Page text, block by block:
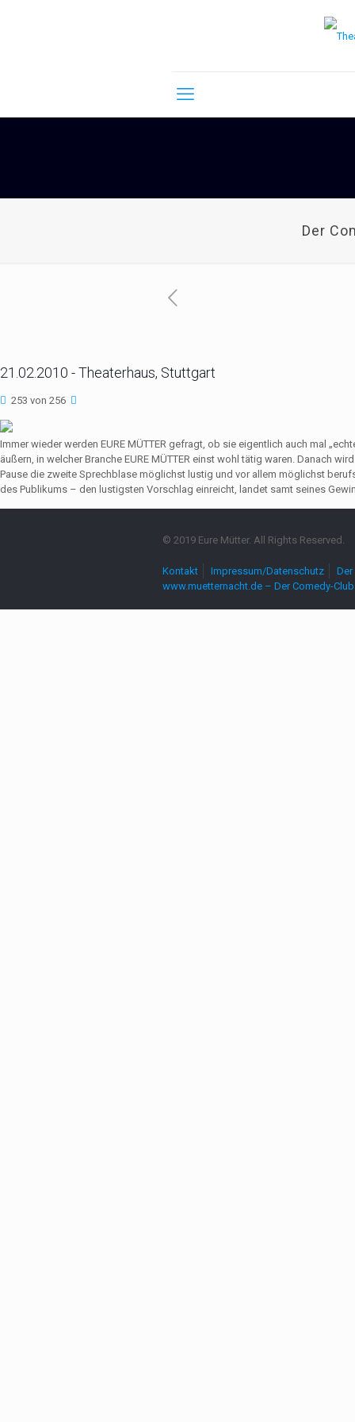
Der
21.02.2010 - Theaterhaus, Stuttgart
253 von 256
Immer wieder werden EURE MÜTTER gefragt, ob sie eigentlich auch mal
äußern, in welcher Branche EURE MÜTTER einst wohl tätig waren. Danach
Pause die zweite Sprechblase möglichst lustig und vor allem möglichst
des Publikums – den lustigsten Vorschlag einreicht, landet samt seines
© 2019 Eure Mütter. All Rights Reserved.
Kontakt Impressum/Datenschutz
www.muetternacht.de – Der Comedy-Club